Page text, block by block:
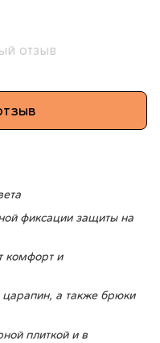
отзыв
фиксации защиты на
комфорт и
а также брюки
плиткой и в